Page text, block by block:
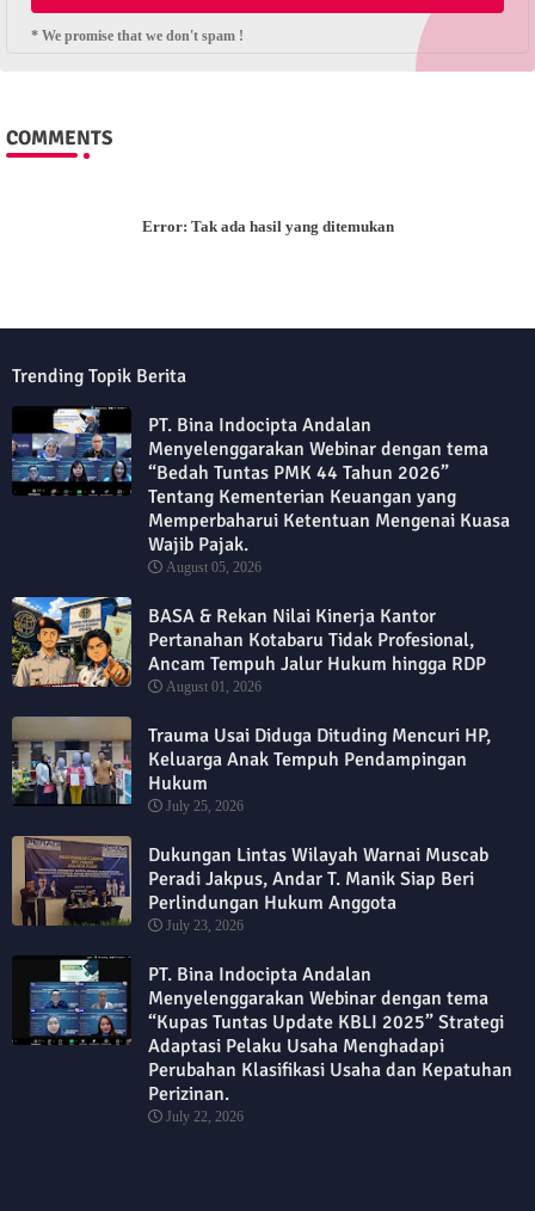
* We promise that we don't spam !
COMMENTS
Error: Tak ada hasil yang ditemukan
Trending Topik Berita
PT. Bina Indocipta Andalan
Menyelenggarakan Webinar dengan tema
“Bedah Tuntas PMK 44 Tahun 2026”
Tentang Kementerian Keuangan yang
Memperbaharui Ketentuan Mengenai Kuasa
Wajib Pajak.
August 05, 2026
BASA & Rekan Nilai Kinerja Kantor
Pertanahan Kotabaru Tidak Profesional,
Ancam Tempuh Jalur Hukum hingga RDP
August 01, 2026
Trauma Usai Diduga Dituding Mencuri HP,
Keluarga Anak Tempuh Pendampingan
Hukum
July 25, 2026
Dukungan Lintas Wilayah Warnai Muscab
Peradi Jakpus, Andar T. Manik Siap Beri
Perlindungan Hukum Anggota
July 23, 2026
PT. Bina Indocipta Andalan
Menyelenggarakan Webinar dengan tema
“Kupas Tuntas Update KBLI 2025” Strategi
Adaptasi Pelaku Usaha Menghadapi
Perubahan Klasifikasi Usaha dan Kepatuhan
Perizinan.
July 22, 2026